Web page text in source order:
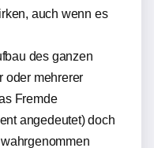
auch wenn es
des ganzen
oder mehrerer
Fremde
angedeutet) doch